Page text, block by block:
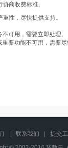
商收费标准。
性，尽快提供支持。
可用，需要立即处理。
要功能不可用，需要
联系我们
提交